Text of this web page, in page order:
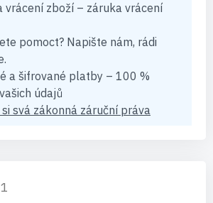
vrácení zboží – záruka vrácení
pomoct? Napište nám, rádi
a šifrované platby – 100 %
údajů
svá zákonná záruční práva